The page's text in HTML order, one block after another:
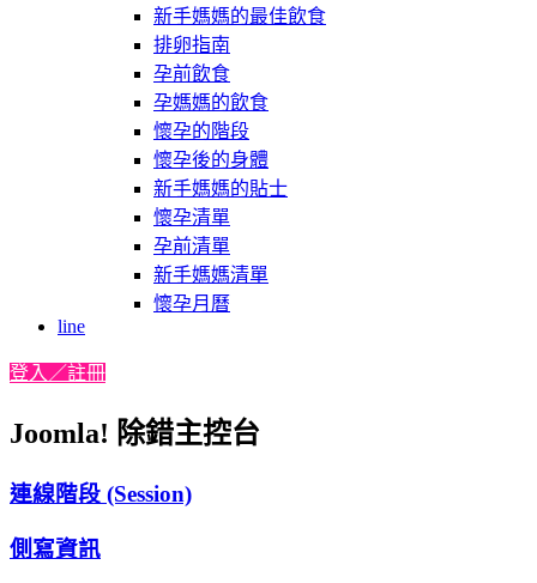
新手媽媽的最佳飲食
排卵指南
孕前飲食
孕媽媽的飲食
懷孕的階段
懷孕後的身體
新手媽媽的貼士
懷孕清單
孕前清單
新手媽媽清單
懷孕月曆
line
登入／註冊
Joomla! 除錯主控台
連線階段 (Session)
側寫資訊